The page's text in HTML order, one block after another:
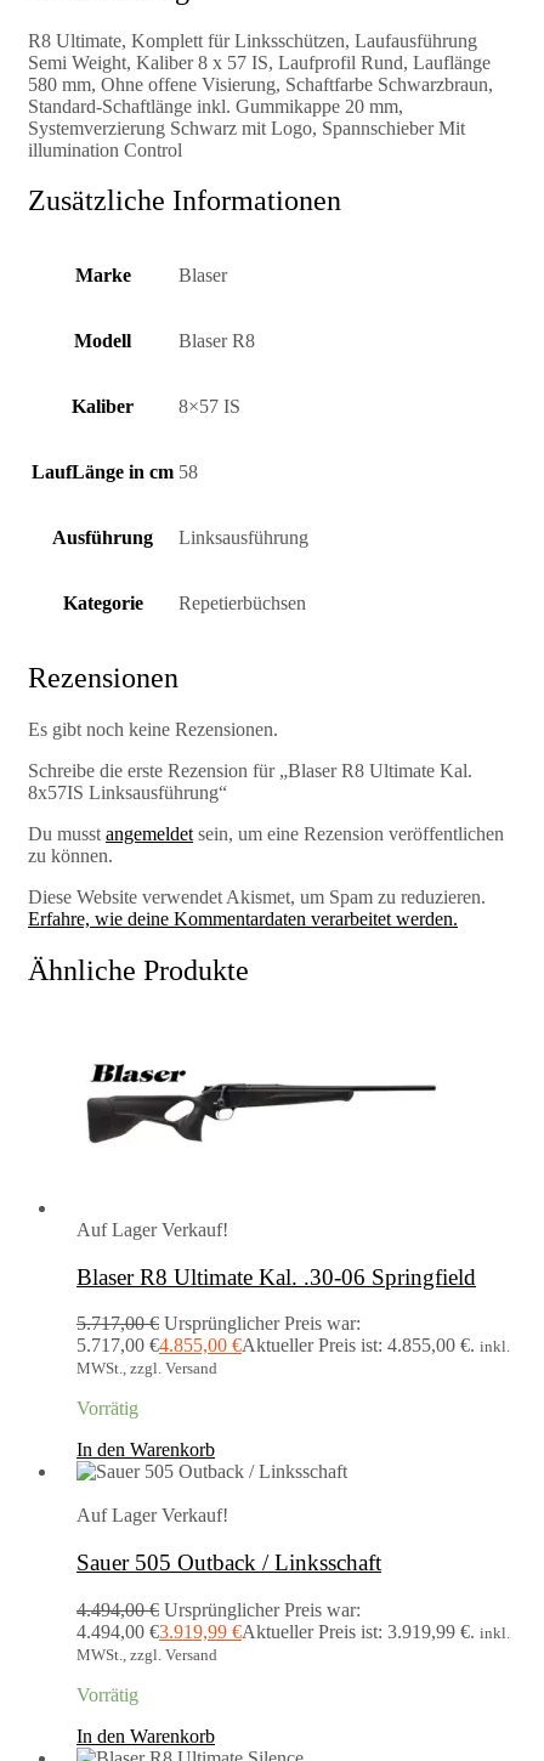
R8 Ultimate, Komplett für Linksschützen, Laufausführung
Semi Weight, Kaliber 8 x 57 IS, Laufprofil Rund, Lauflänge
580 mm, Ohne offene Visierung, Schaftfarbe Schwarzbraun,
Standard-Schaftlänge inkl. Gummikappe 20 mm,
Systemverzierung Schwarz mit Logo, Spannschieber Mit
illumination Control
Zusätzliche Informationen
Marke Blaser
Modell Blaser R8
Kaliber 8×57 IS
LaufLänge in cm 58
Ausführung Linksausführung
Kategorie Repetierbüchsen
Rezensionen
Es gibt noch keine Rezensionen.
Schreibe die erste Rezension für „Blaser R8 Ultimate Kal.
8x57IS Linksausführung“
Du musst angemeldet sein, um eine Rezension veröffentlichen
zu können.
Diese Website verwendet Akismet, um Spam zu reduzieren.
Erfahre, wie deine Kommentardaten verarbeitet werden.
Ähnliche Produkte
Auf Lager Verkauf!
Blaser R8 Ultimate Kal. .30-06 Springfield
5.717,00€ Ursprünglicher Preis war:
5.717,00 €4.855,00 €Aktueller Preis ist: 4.855,00 €. inkl.
MWSt., zzgl. Versand
Vorrätig
In den Warenkorb
Auf Lager Verkauf!
Sauer 505 Outback / Linksschaft
4.494,00€ Ursprünglicher Preis war:
4.494,00 €3.919,99 €Aktueller Preis ist: 3.919,99 €. inkl.
MWSt., zzgl. Versand
Vorrätig
In den Warenkorb